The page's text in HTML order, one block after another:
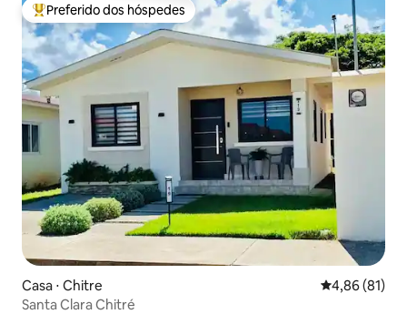
Entre os melhores preferidos dos hóspedes
Preferido dos hóspedes
Casa ⋅ Chitre 4,86 de uma
4,86 (81)
Santa Clara Chitré